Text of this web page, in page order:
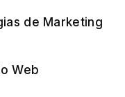
de Marketing
Web